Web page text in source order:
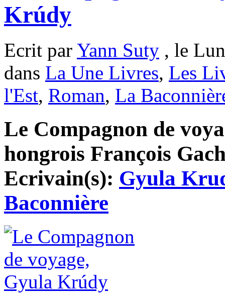
Krúdy
Ecrit par Yann Suty , le
dans La Une Livres, Les
l'Est, Roman, La
Le Compagnon de
hongrois François
Ecrivain(s): Gyula
Baconnière